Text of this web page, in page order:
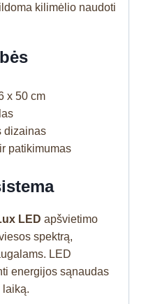
kilimėlio naudoti
x 50 cm
dizainas
patikimumas
LED apšvietimo
spektrą,
LED
energijos sąnaudas
laiką.